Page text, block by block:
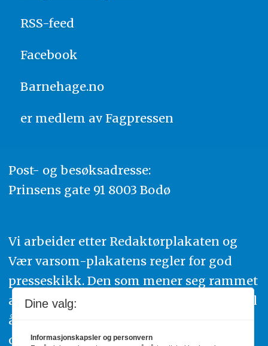
RSS-feed
Facebook
Barnehage.no
er medlem av Fagpressen
Post- og besøksadresse:
Prinsens gate 91 8003 Bodø
Vi arbeider etter Redaktørplakaten og
Vær varsom-plakatens regler for god
presseskikk. Den som mener seg rammet
av urettmessig publisering, oppfordres til
å ta kontakt med redaksjonen. Du kan
også klage inn saker til Pressens Faglige
Dine valg:
Informasjonskapsler og personvern